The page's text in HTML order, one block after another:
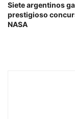
Siete argentinos
prestigioso
NASA